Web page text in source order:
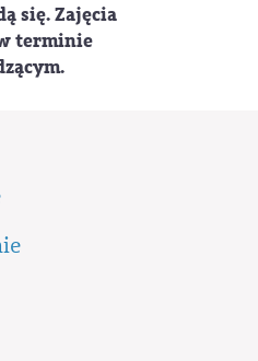
się. Zajęcia
terminie